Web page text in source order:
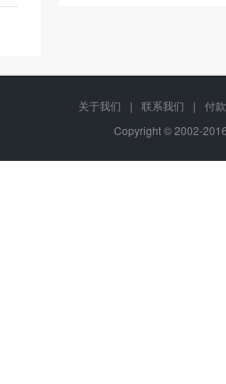
关于我们 | 联系我们 |
付
Copyright © 2002-